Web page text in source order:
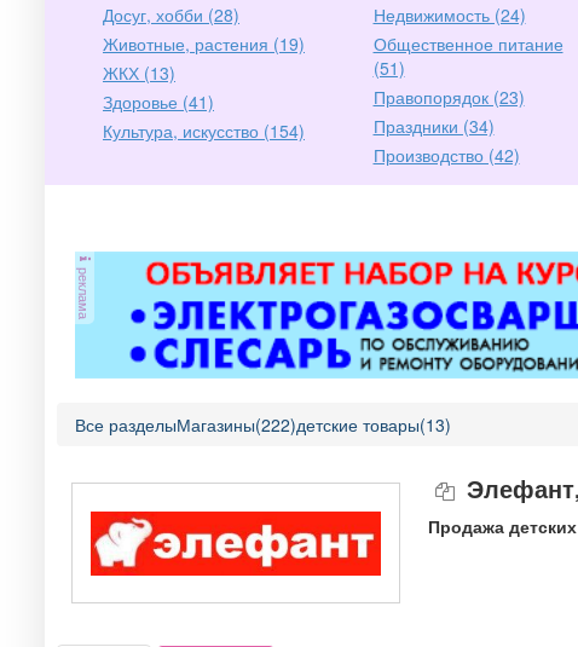
Досуг, хобби (28)
Животные, растения (19)
ЖКХ (13)
Здоровье (41)
Культура, искусство (154)
Недвижимость (24)
Общественное питание
(51)
Правопорядок (23)
Праздники (34)
Производство (42)
реклама
Все разделыМагазины(222)детские товары(13)
Продажа